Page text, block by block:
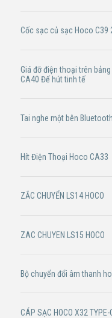
Cốc sạc củ sạc Hoco C39
Giá đỡ điện thoại trên
CA40 Đế hút tinh tế
Tai nghe một bên
Hít Điện Thoại Hoco CA33
ZẮC CHUYỂN LS14 HOCO
ZAC CHUYEN LS15 HOCO
Bộ chuyển đổi âm thanh
CÁP SẠC HOCO X32 TYPE-